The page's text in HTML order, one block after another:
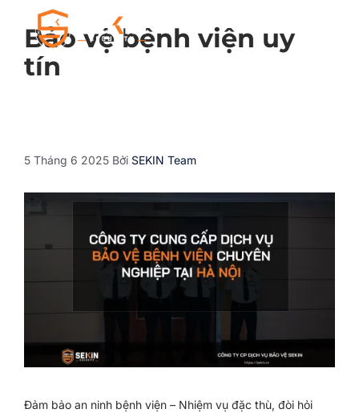
Bảo vệ bệnh viện uy
tín
5 Tháng 6 2025 Bởi SEKIN Team
Đảm bảo an ninh bệnh viện – Nhiệm vụ đặc thù, đòi hỏi